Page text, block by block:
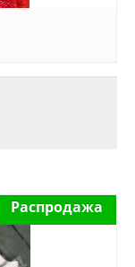
Распродажа